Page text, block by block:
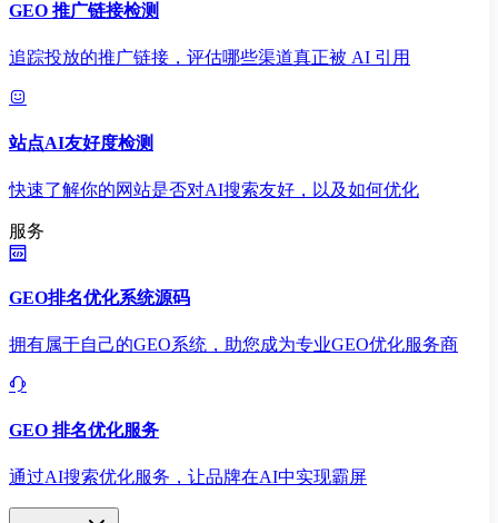
GEO 推广链接检测
追踪投放的推广链接，评估哪些渠道真正被 AI 引用
站点AI友好度检测
快速了解你的网站是否对AI搜索友好，以及如何优化
服务
GEO排名优化系统源码
拥有属于自己的GEO系统，助您成为专业GEO优化服务商
GEO 排名优化服务
通过AI搜索优化服务，让品牌在AI中实现霸屏